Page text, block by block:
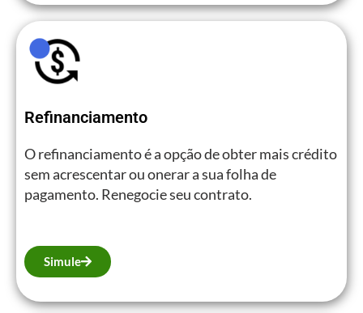
Refinanciamento
O refinanciamento é a opção de obter mais crédito
sem acrescentar ou onerar a sua folha de
pagamento. Renegocie seu contrato.
Simule